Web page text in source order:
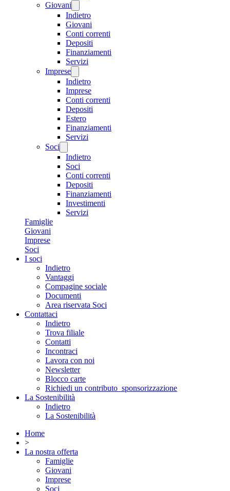
Giovani
Indietro
Giovani
Conti correnti
Depositi
Finanziamenti
Servizi
Imprese
Indietro
Imprese
Conti correnti
Depositi
Estero
Finanziamenti
Servizi
Soci
Indietro
Soci
Conti correnti
Depositi
Finanziamenti
Investimenti
Servizi
Famiglie
Giovani
Imprese
Soci
I soci
Indietro
Vantaggi
Compagine sociale
Documenti
Area riservata Soci
Contattaci
Indietro
Trova filiale
Contatti
Incontraci
Lavora con noi
Newsletter
Blocco carte
Richiedi un contributo_sponsorizzazione
La Sostenibilità
Indietro
La Sostenibilità
Home
>
La nostra offerta
Famiglie
Giovani
Imprese
Soci